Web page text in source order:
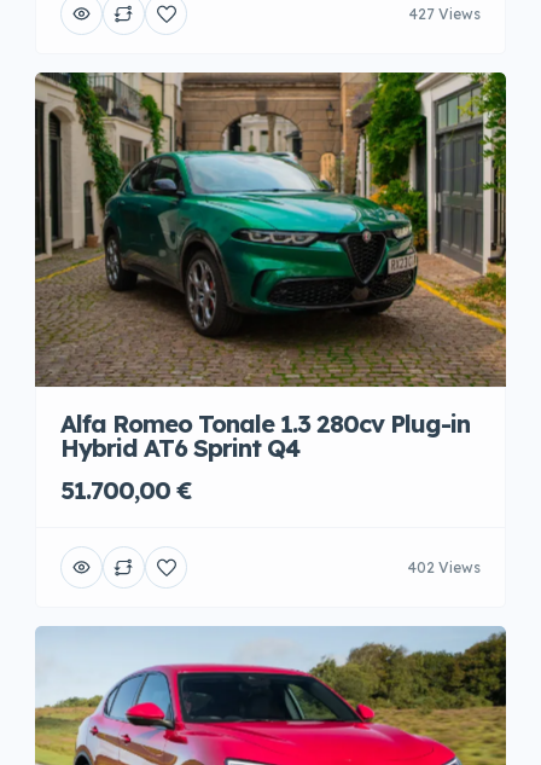
427 Views
Alfa Romeo Tonale 1.3 280cv Plug-in
Hybrid AT6 Sprint Q4
51.700,00 €
402 Views